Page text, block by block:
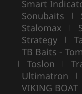
Smart
Sonubaits |
Stalomax |
Strategy |
TB Baits -
| Toslon |
Ultimatron |
VIKING BOAT